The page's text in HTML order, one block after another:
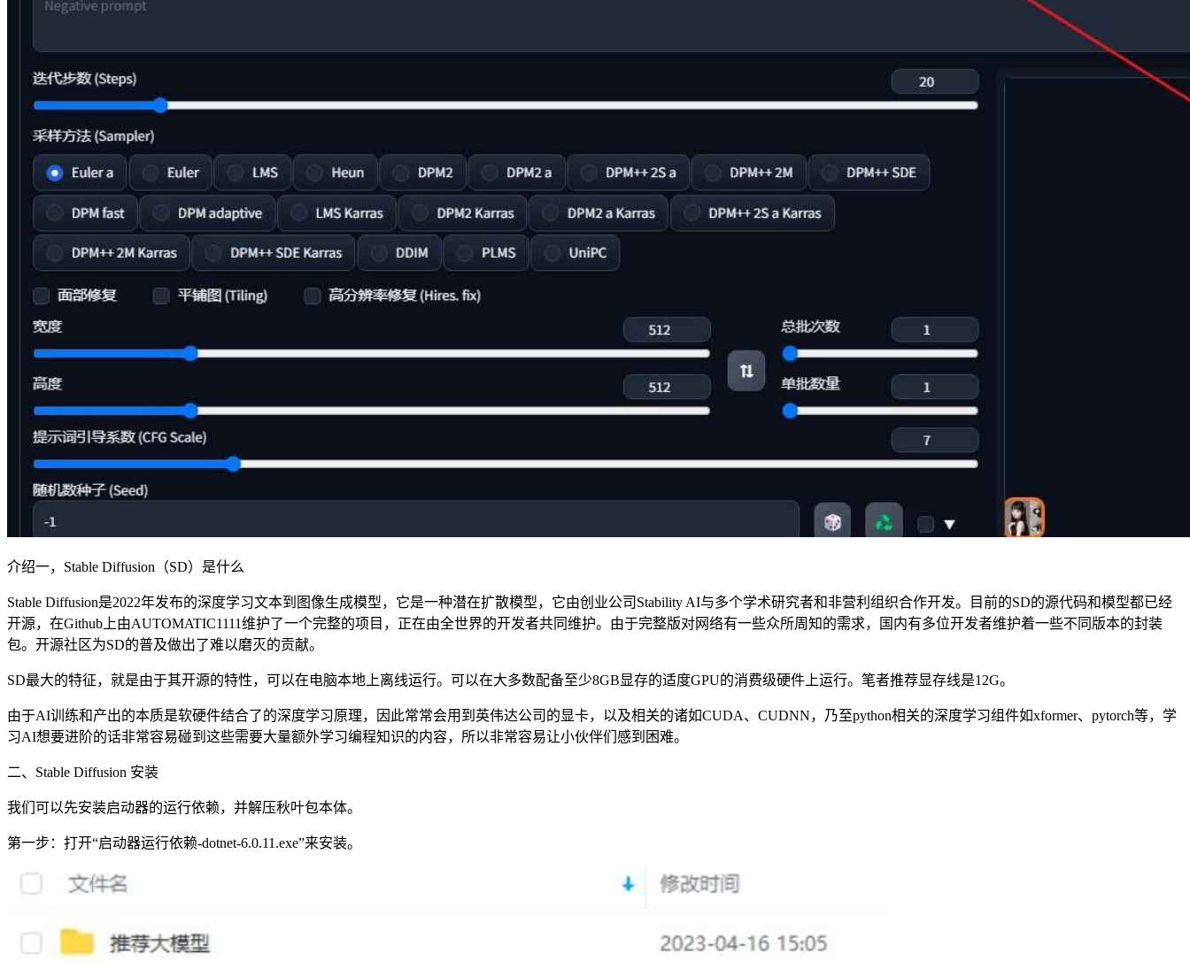
介绍一，Stable Diffusion（SD）是什么
Stable Diffusion是2022年发布的深度学习文本到图像生成模型，它是一种潜在扩散模型，它由创业公司Stability AI与多个学术研究者和非营利组织合作开发。目前的SD的源代码和模型都已经
开源，在Github上由AUTOMATIC1111维护了一个完整的项目，正在由全世界的开发者共同维护。由于完整版对网络有一些众所周知的需求，国内有多位开发者维护着一些不同版本的封装
包。开源社区为SD的普及做出了难以磨灭的贡献。
SD最大的特征，就是由于其开源的特性，可以在电脑本地上离线运行。可以在大多数配备至少8GB显存的适度GPU的消费级硬件上运行。笔者推荐显存线是12G。
由于AI训练和产出的本质是软硬件结合了的深度学习原理，因此常常会用到英伟达公司的显卡，以及相关的诸如CUDA、CUDNN，乃至python相关的深度学习组件如xformer、pytorch等，学
习AI想要进阶的话非常容易碰到这些需要大量额外学习编程知识的内容，所以非常容易让小伙伴们感到困难。
二、Stable Diffusion 安装
我们可以先安装启动器的运行依赖，并解压秋叶包本体。
第一步：打开“启动器运行依赖-dotnet-6.0.11.exe”来安装。